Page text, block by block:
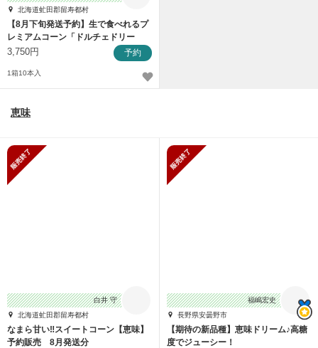
北海道虻田郡留寿都村
【8月下旬発送予約】生で食べれるプ
レミアムコーン「ドルチェドリー
ム」10本
3,750円 予約
1箱10本入
恵味
白井 守
北海道虻田郡留寿都村
なまら甘い‼︎スイートコーン【恵味】
予約販売 8月発送分
福嶋宏史
長野県安曇野市
【期待の新品種】恵味ドリーム♪高糖
度でジューシー！